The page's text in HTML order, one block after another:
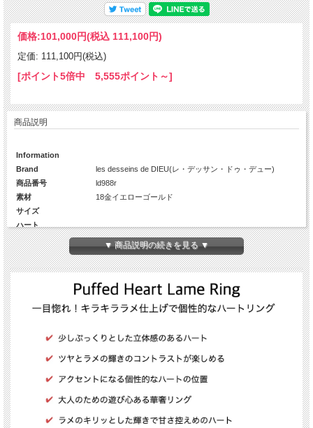
価格:101,000円(税込 111,100円)
定価: 111,100円(税込)
[ポイント5倍中 5,555ポイント～]
商品説明
Information
Brand
les desseins de DIEU(レ・デッサン・ドゥ・デュー)
商品番号
ld988r
素材
18金イエローゴールド
サイズ
ハート
幅
約4.5ミリ前後
厚み
約2.5ミリ前後
ハートのリング部分込 約4.7ミリ前後
約1.1ミリ
約1.1ミリ
生産国
日本
▼ 商品説明の続きを見る ▼